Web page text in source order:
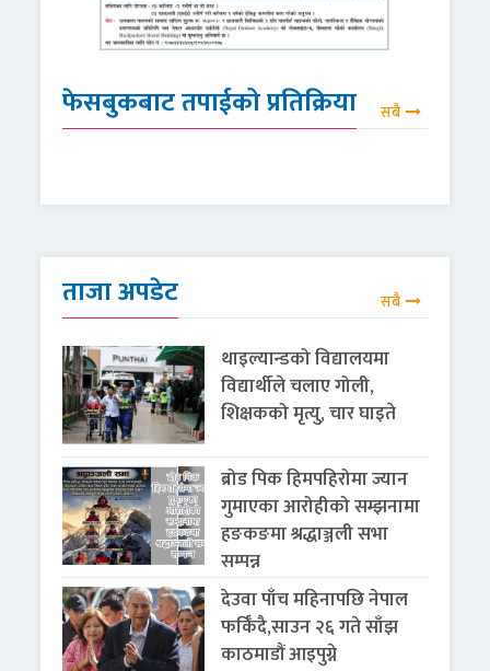
फेसबुकबाट तपाईको प्रतिक्रिया सबै
ताजा अपडेट सबै
थाइल्यान्डको विद्यालयमा
विद्यार्थीले चलाए गोली,
शिक्षकको मृत्यु, चार घाइते
ब्रोड पिक हिमपहिरोमा ज्यान
गुमाएका आरोहीको सम्झनामा
हङकङमा श्रद्धाञ्जली सभा
सम्पन्न
देउवा पाँच महिनापछि नेपाल
फर्किँदै,साउन २६ गते साँझ
काठमाडौं आइपुग्ने